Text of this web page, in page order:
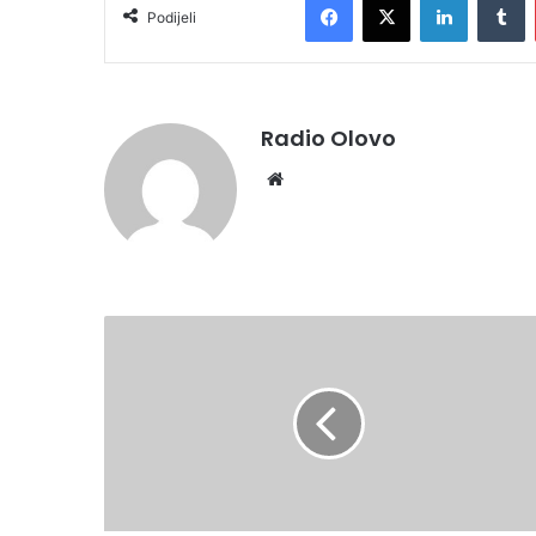
Podijeli
Radio Olovo
PROCJENI